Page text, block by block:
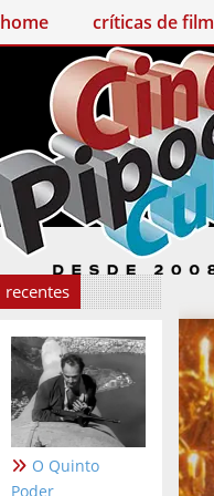
home críticas de filmes
recentes
O Quinto
Poder